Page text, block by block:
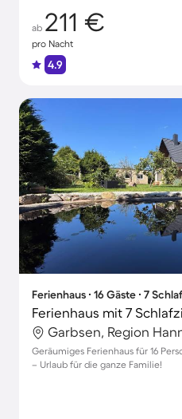
ab 211 €
pro Nacht
4.9
Ferienhaus ∙ 16 Gäste ∙ 7
Garbsen, Region
Geräumiges Ferienhaus für 16
– Urlaub für die ganze Familie!